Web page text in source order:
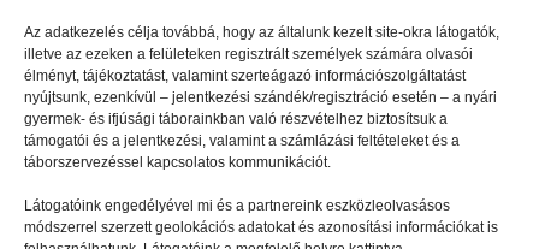
Az adatkezelés célja továbbá, hogy az általunk kezelt site-okra látogatók,
illetve az ezeken a felületeken regisztrált személyek számára olvasói
élményt, tájékoztatást, valamint szerteágazó információszolgáltatást
nyújtsunk, ezenkívül – jelentkezési szándék/regisztráció esetén – a nyári
gyermek- és ifjúsági táborainkban való részvételhez biztosítsuk a
támogatói és a jelentkezési, valamint a számlázási feltételeket és a
táborszervezéssel kapcsolatos kommunikációt.
Látogatóink engedélyével mi és a partnereink eszközleolvasásos
módszerrel szerzett geolokációs adatokat és azonosítási információkat is